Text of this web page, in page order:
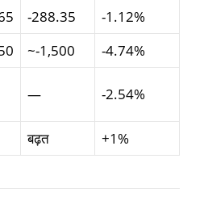
-288.35
-1.12%
~-1,500
-4.74%
— -2.54%
बढ़त +1%